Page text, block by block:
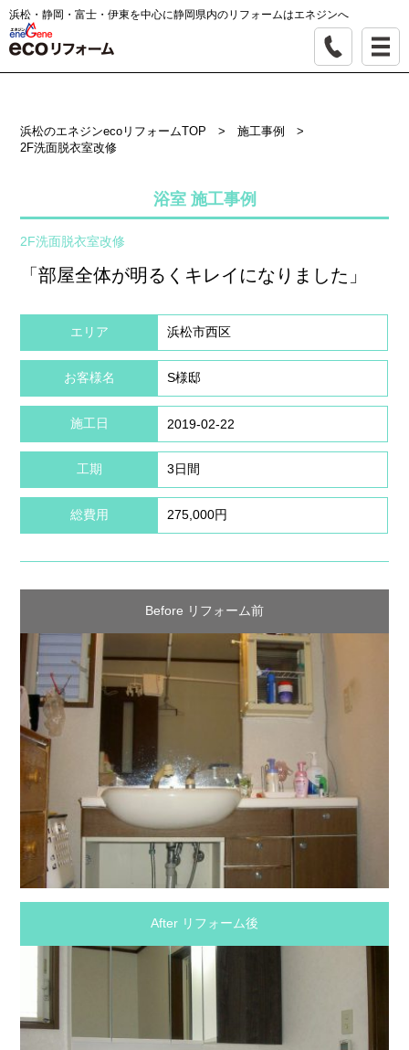
浜松・静岡・富士・伊東を中心に静岡県内のリフォームはエネジンへ
浜松のエネジンecoリフォームTOP >施工事例
>
2F洗面脱衣室改修
浴室 施工事例
2F洗面脱衣室改修
「部屋全体が明るくキレイになりました」
エリア 浜松市西区
お客様名 S様邸
施工日 2019-02-22
工期 3日間
総費用 275,000円
Before リフォーム前
After リフォーム後